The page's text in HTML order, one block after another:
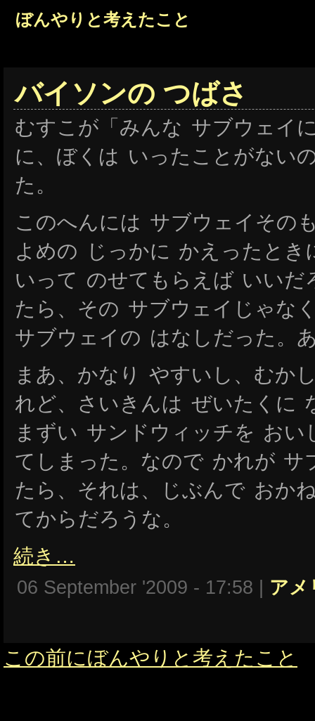
ぼんやりと考えたこと
バイソンの つばさ
むすこが「みんな サブウェイ
に、ぼくは いったことがない
た。
このへんには サブウェイその
よめの じっかに かえったとき
いって のせてもらえば いいだ
たら、その サブウェイじゃな
サブウェイの はなしだった。
まあ、かなり やすいし、むか
れど、さいきんは ぜいたくに
まずい サンドウィッチを お
てしまった。なので かれが サ
たら、それは、じぶんで おか
てからだろうな。
続き…
06 September '2009 - 17:58 | アメ
この前にぼんやりと考えたこと